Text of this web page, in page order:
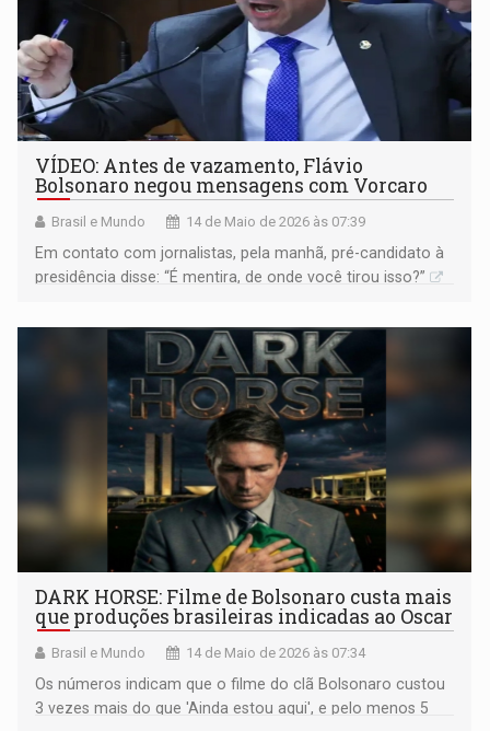
VÍDEO: Antes de vazamento, Flávio
Bolsonaro negou mensagens com Vorcaro
Brasil e Mundo 14 de Maio de 2026 às 07:39
Em contato com jornalistas, pela manhã, pré-candidato à
presidência disse: “É mentira, de onde você tirou isso?”
DARK HORSE: Filme de Bolsonaro custa mais
que produções brasileiras indicadas ao Oscar
Brasil e Mundo 14 de Maio de 2026 às 07:34
Os números indicam que o filme do clã Bolsonaro custou
3 vezes mais do que 'Ainda estou aqui', e pelo menos 5